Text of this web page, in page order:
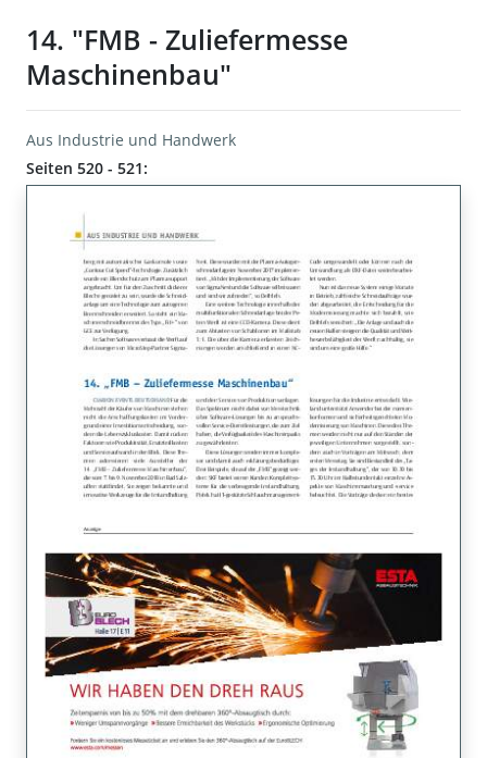
14. "FMB - Zuliefermesse
Maschinenbau"
Aus Industrie und Handwerk
Seiten 520 - 521: